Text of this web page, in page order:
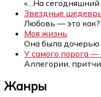
«…На сегодняшний
Звездные
Любовь — это
Моя жизнь
Она была
У самого порога —
Аллегории,
Жанры